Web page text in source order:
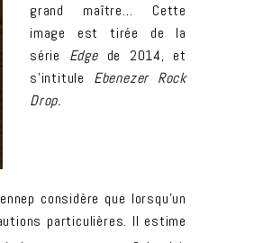
grand maître… Cette
image est tirée de la
série Edgede 2014, et
s’intitule Ebenezer Rock
Drop.
considère que lorsqu’un
particulières. Il estime